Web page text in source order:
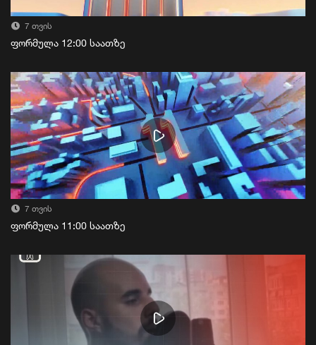
7 თვის
ფორმულა 12:00 საათზე
7 თვის
ფორმულა 11:00 საათზე